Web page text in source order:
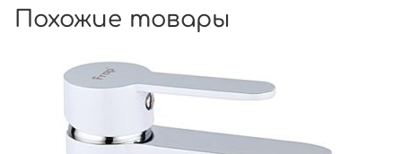
Похожие товары